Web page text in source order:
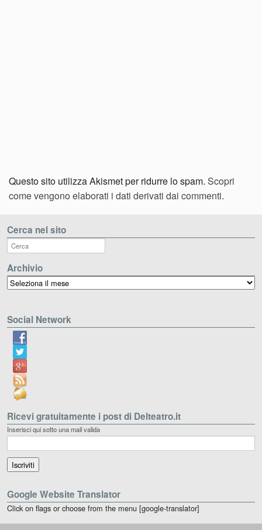
Questo sito utilizza Akismet per ridurre lo spam. Scopri
come vengono elaborati i dati derivati dai commenti.
Cerca nel sito
Archivio
Archivio
Social Network
Ricevi gratuitamente i post di Delteatro.it
Inserisci qui sotto una mail valida
Google Website Translator
Click on flags or choose from the menu [google-translator]